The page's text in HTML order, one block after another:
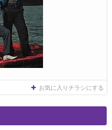
お気に入りチラシにする